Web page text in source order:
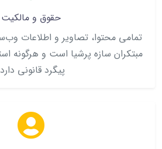
حقوق و مالکیت
تمامی محتوا، تصاویر و اطلاعات
مبتکران سازه پرشیا است و هرگونه
پیگرد قانونی